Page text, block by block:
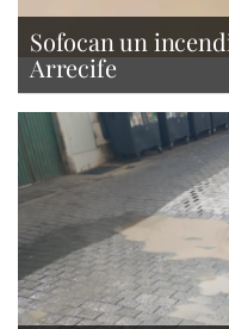
Sofocan un
Arrecife